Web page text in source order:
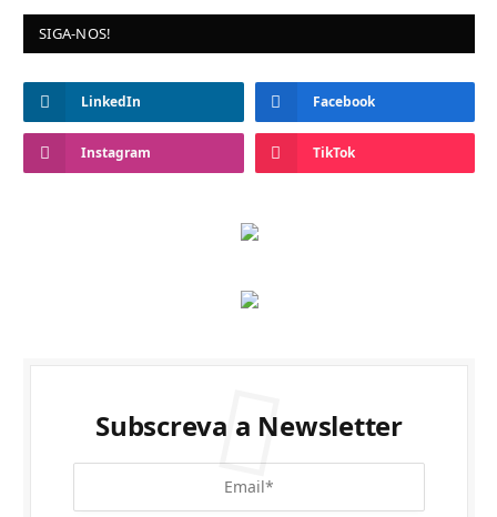
SIGA-NOS!
LinkedIn Facebook
Instagram TikTok
Subscreva a Newsletter